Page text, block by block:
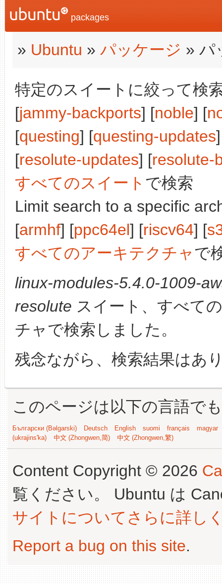
packages
» Ubuntu » パッケージ » パ
特定のスイートに絞って検
[jammy-backports] [noble] [
[questing] [questing-updates
[resolute-updates] [resolute-
すべてのスイート で検索
Limit search to a specific
[armhf] [ppc64el] [riscv64] [
すべてのアーキテクチャで
linux-modules-5.4.0-1009-
resolute スイート、すべて
チャで検索しました。
残念ながら、検索結果はあ
このページは以下の言語で
Български (Bəlgarski) Deutsch English suomi français
magyar
(ukrajins'ka)
中文 (Zhongwen,简) 中文 (Zhongwen,繁)
Content Copyright © 2026
覧ください。 Ubuntu は
サイトについてさらに詳し
Report a bug on this site.